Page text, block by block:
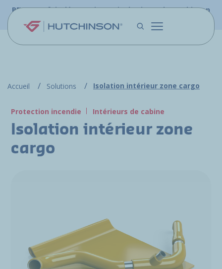
Aller au contenu principal
PFW.aero fait désormais partie du site web Hutchinson
Accueil Solutions Isolation intérieur zone cargo
Protection incendie Intérieurs de cabine
Isolation intérieur zone
cargo